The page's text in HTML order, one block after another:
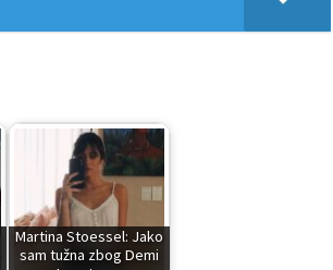
Martina Stoessel: Jako
sam tužna zbog Demi